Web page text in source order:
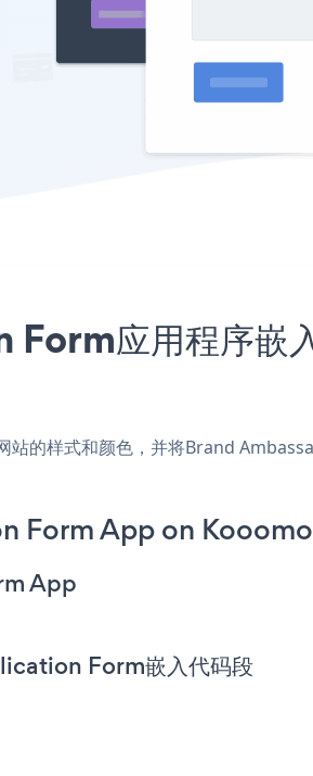
应用程序嵌
的样式和颜色，并将Brand
Form App on
App
Form嵌入代码段